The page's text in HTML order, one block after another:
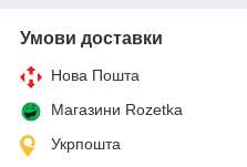
Умови доставки
Нова Пошта
Магазини Rozetka
Укрпошта